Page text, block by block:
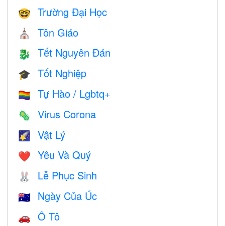
🤓 Trường Đại Học
⛪️ Tôn Giáo
🐉 Tết Nguyên Đán
🎓 Tốt Nghiệp
🏳️‍🌈 Tự Hào / Lgbtq+
🦠 Virus Corona
🌠 Vật Lý
❤️️ Yêu Và Quý
🐰 Lễ Phục Sinh
🇦🇺 Ngày Của Úc
🚗 Ô Tô